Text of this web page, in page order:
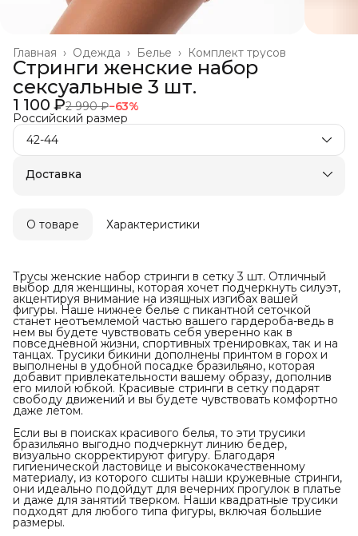
Комплект трусов
Белье ›
Одежда ›
Главная ›
Стринги женские набор
сексуальные 3 шт.
1 100 ₽2 990 ₽−63%
Российский размер
42-44
Доставка
О товаре Характеристики
Трусы женские набор стринги в сетку 3 шт. Отличный
выбор для женщины, которая хочет подчеркнуть силуэт,
акцентируя внимание на изящных изгибах вашей
фигуры. Наше нижнее белье с пикантной сеточкой
станет неотъемлемой частью вашего гардероба-ведь в
нем вы будете чувствовать себя уверенно как в
повседневной жизни, спортивных тренировках, так и на
танцах. Трусики бикини дополнены принтом в горох и
выполнены в удобной посадке бразильяно, которая
добавит привлекательности вашему образу, дополнив
его милой юбкой. Красивые стринги в сетку подарят
свободу движений и вы будете чувствовать комфортно
даже летом.
Если вы в поисках красивого белья, то эти трусики
бразильяно выгодно подчеркнут линию бедер,
визуально скорректируют фигуру. Благодаря
гигиенической ластовице и высококачественному
материалу, из которого сшиты наши кружевные стринги,
они идеально подойдут для вечерних прогулок в платье
и даже для занятий тверком. Наши квадратные трусики
подходят для любого типа фигуры, включая большие
размеры.